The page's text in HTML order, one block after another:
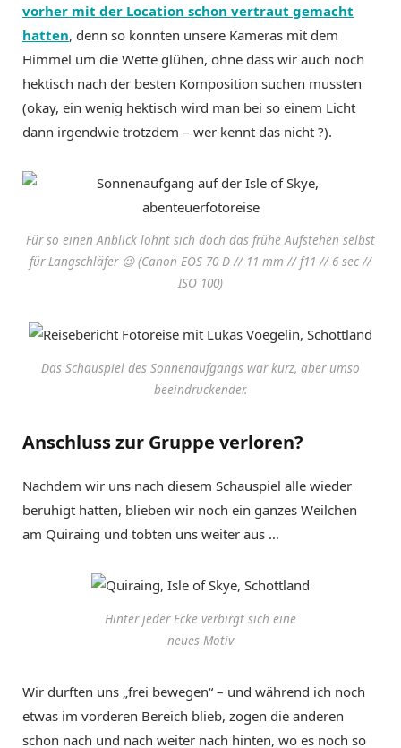
vorher mit der Location schon vertraut gemacht
hatten, denn so konnten unsere Kameras mit dem
Himmel um die Wette glühen, ohne dass wir auch noch
hektisch nach der besten Komposition suchen mussten
(okay, ein wenig hektisch wird man bei so einem Licht
dann irgendwie trotzdem – wer kennt das nicht ?).
Für so einen Anblick lohnt sich doch das frühe Aufstehen selbst
für Langschläfer 😉 (Canon EOS 70 D // 11 mm // f11 // 6 sec //
ISO 100)
Das Schauspiel des Sonnenaufgangs war kurz, aber umso
beeindruckender.
Anschluss zur Gruppe verloren?
Nachdem wir uns nach diesem Schauspiel alle wieder
beruhigt hatten, blieben wir noch ein ganzes Weilchen
am Quiraing und tobten uns weiter aus …
Hinter jeder Ecke verbirgt sich eine
neues Motiv
Wir durften uns „frei bewegen“ – und während ich noch
etwas im vorderen Bereich blieb, zogen die anderen
schon nach und nach weiter nach hinten, wo es noch so